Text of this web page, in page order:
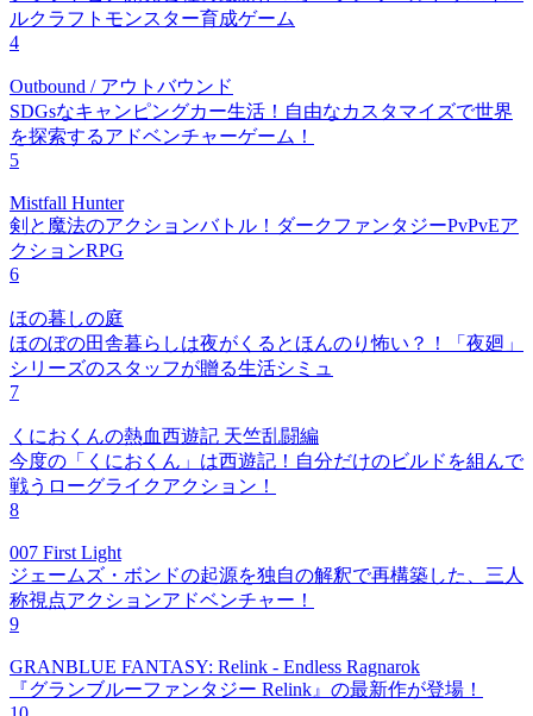
ルクラフトモンスター育成ゲーム
4
Outbound / アウトバウンド
SDGsなキャンピングカー生活！自由なカスタマイズで世界
を探索するアドベンチャーゲーム！
5
Mistfall Hunter
剣と魔法のアクションバトル！ダークファンタジーPvPvEア
クションRPG
6
ほの暮しの庭
ほのぼの田舎暮らしは夜がくるとほんのり怖い？！「夜廻」
シリーズのスタッフが贈る生活シミュ
7
くにおくんの熱血西遊記 天竺乱闘編
今度の「くにおくん」は西遊記！自分だけのビルドを組んで
戦うローグライクアクション！
8
007 First Light
ジェームズ・ボンドの起源を独自の解釈で再構築した、三人
称視点アクションアドベンチャー！
9
GRANBLUE FANTASY: Relink - Endless Ragnarok
『グランブルーファンタジー Relink』の最新作が登場！